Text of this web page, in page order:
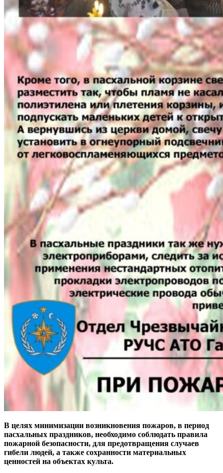
В целях минимизации возникновения пожаров, в период
пасхальных праздников, необходимо соблюдать правила
пожарной безопасности, для предотвращения случаев
гибели людей, а также сохранности материальных
ценностей на объектах культа.